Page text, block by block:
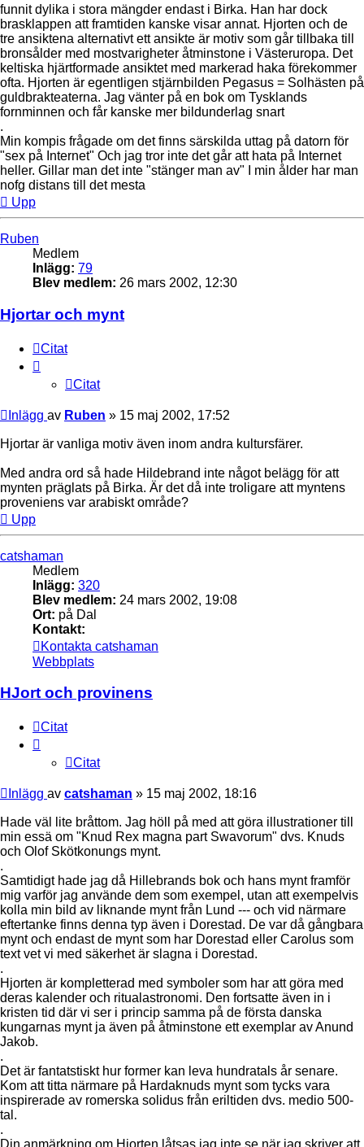
funnit dylika i stora mängder endast i Birka. Han har dock
brasklappen att framtiden kanske visar annat. Hjorten och de
tre ansiktena alternativt ett ansikte är motiv som går tillbaka till
bronsålder med mostvarigheter åtminstone i Västeruropa. Det
keltiska hjärtformade ansiktet med markerad haka förekommer
ofta. Hjorten är egentligen stjärnbilden Pegasus = Solhästen på
guldbrakteaterna. Jag vänter på en bok om Tysklands
fornminnen och får kanske mer bildunderlag snart
.
Min kompis frågade om det finns särskilda uttag på datorn för
"sex på Internet" Och jag tror inte det går att hata på Internet
heller. Gillar man det inte "stänger man av" I min ålder har man
nofg distans till det mesta
Upp
Ruben
Medlem
Inlägg: 79
Blev medlem: 26 mars 2002, 12:30
Hjortar och mynt
Citat
Citat
Inlägg av Ruben » 15 maj 2002, 17:52
Hjortar är vanliga motiv även inom andra kultursfärer.
Med andra ord så hade Hildebrand inte något belägg för att
mynten präglats på Birka. Är det då inte troligare att myntens
proveniens var arabiskt område?
Upp
catshaman
Medlem
Inlägg: 320
Blev medlem: 24 mars 2002, 19:08
Ort: på Dal
Kontakt:
Kontakta catshaman
Webbplats
HJort och provinens
Citat
Citat
Inlägg av catshaman » 15 maj 2002, 18:16
Hade väl lite bråttom. Jag höll på med att göra illustrationer till
min essä om "Knud Rex magna part Swavorum" dvs. Knuds
och Olof Skötkonungs mynt.
.
Samtidigt hade jag då Hillebrands bok och hans mynt framför
mig varför jag använde dem som exempel, utan att exempelvis
kolla min bild av liknande mynt från Lund --- och vid närmare
eftertanke finns denna typ även i Dorestad. De var då gångbara
mynt och endast de mynt som har Dorestad eller Carolus som
text vet vi med säkerhet är slagna i Dorestad.
.
Hjorten är kompletterad med symboler som har att göra med
deras kalender och ritualastronomi. Den fortsatte även in i
kristen tid där vi ser i princip samma på de första danska
kungarnas mynt ja även på åtminstone ett exemplar av Anund
Jakob.
.
Det är fantatstiskt hur former kan leva hundratals år senare.
Kom att titta närmare på Hardaknuds mynt som tycks vara
inspirerade av romerska solidus från eriltiden dvs. medio 500-
tal.
.
Din anmärkning om Hjorten låtsas jag inte se när jag skriver att